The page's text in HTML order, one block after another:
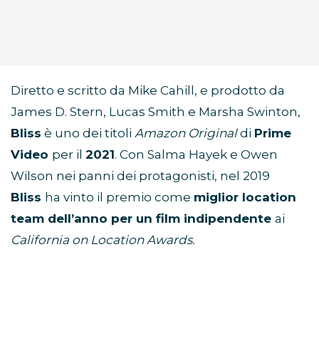
Diretto e scritto da Mike Cahill, e prodotto da
James D. Stern, Lucas Smith e Marsha Swinton,
Bliss è uno dei titoli Amazon Originaldi Prime
Video per il 2021. Con Salma Hayek e Owen
Wilson nei panni dei protagonisti, nel 2019
Bliss ha vinto il premio come miglior location
team dell’anno per un film indipendente ai
California on Location Awards.